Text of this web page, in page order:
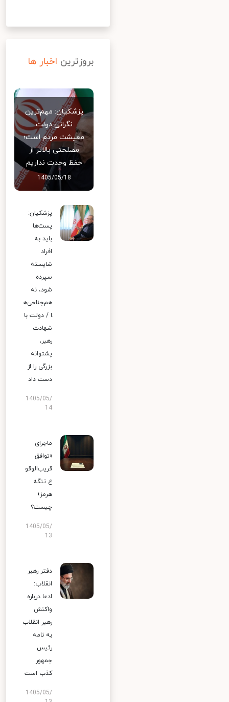
بروزترین اخبار ها
پزشکیان: مهم‌ترین
نگرانی دولت
معیشت مردم است؛
مصلحتی بالاتر از
حفظ وحدت نداریم
1405/05/18
پزشکیان:
پست‌ها
باید به
افراد
شایسته
سپرده
شود، نه
هم‌جناحی‌ه
ا / دولت با
شهادت
رهبر،
پشتوانه
بزرگی را از
دست داد
1405/05/
14
ماجرای
«توافق
قریب‌الوقو
ع تنگه
هرمز»
چیست؟
1405/05/
13
دفتر رهبر
انقلاب:
ادعا درباره
واکنش
رهبر انقلاب
به نامه
رئیس
جمهور
کذب است
1405/05/